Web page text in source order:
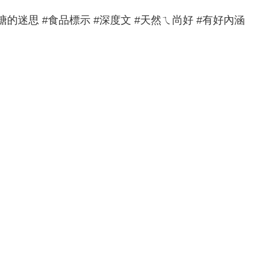
迷思 #食品標示 #深度文 #天然ㄟ尚好 #有好內涵